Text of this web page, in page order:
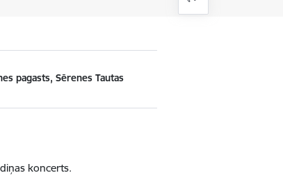
pagasts, Sērenes Tautas
koncerts.